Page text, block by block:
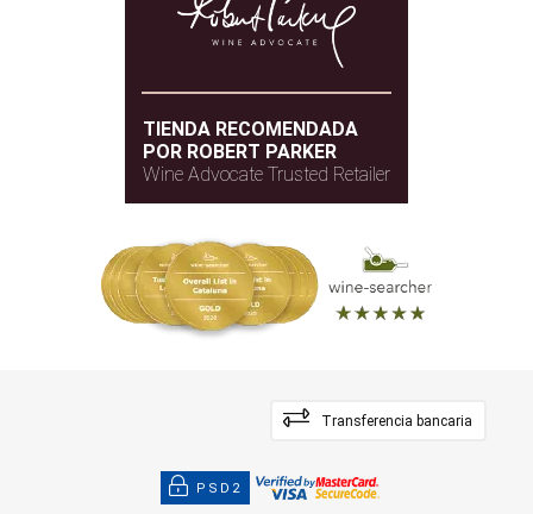
TIENDA RECOMENDADA
POR ROBERT PARKER
Wine Advocate Trusted Retailer
Transferencia bancaria
PSD2